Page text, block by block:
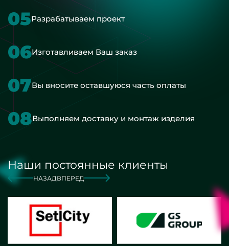
05Разрабатываем проект
06Изготавливаем Ваш заказ
07Вы вносите оставшуюся часть оплаты
08Выполняем доставку и монтаж изделия
Наши постоянные клиенты
НАЗАД ВПЕРЕД